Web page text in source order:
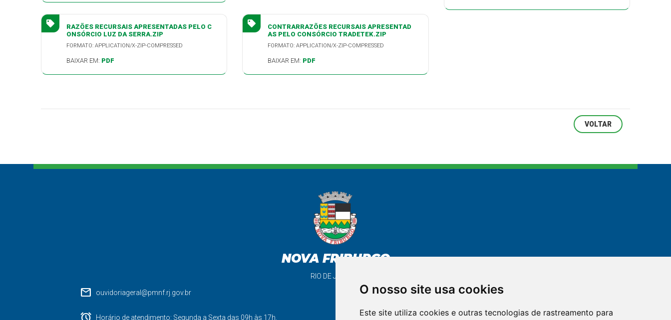
O nosso site usa cookies
Este site utiliza cookies e outras tecnologias de rastreamento para
RAZÕES RECURSAIS APRESENTADAS PELO C
ONSÓRCIO LUZ DA SERRA.ZIP
FORMATO: APPLICATION/X-ZIP-COMPRESSED
BAIXAR EM: PDF
CONTRARRAZÕES RECURSAIS APRESENTAD
AS PELO CONSÓRCIO TRADETEK.ZIP
FORMATO: APPLICATION/X-ZIP-COMPRESSED
BAIXAR EM: PDF
VOLTAR
NOVA FRIBURGO
RIO DE JANEIRO
mail ouvidoriageral@pmnf.rj.gov.br
Horário de atendimento: Segunda a Sexta das 09h às 17h.